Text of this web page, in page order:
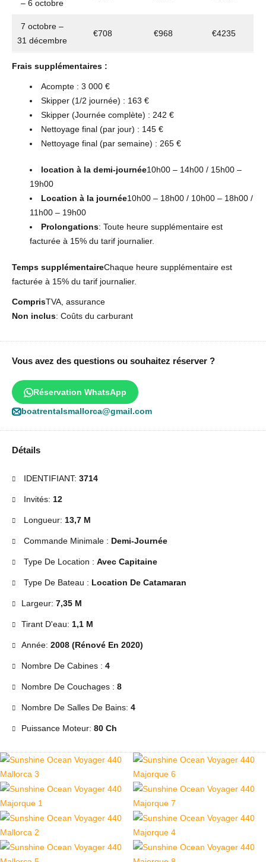
– 6 octobre
7 octobre –
31 décembre
€708 €968 €4235
Frais supplémentaires :
Acompte : 3 000 €
Skipper (1/2 journée) : 163 €
Skipper (Journée complète) : 242 €
Nettoyage final (par jour) : 145 €
Nettoyage final (par semaine) : 265 €
location à la demi-journée10h00 – 14h00 / 15h00 –
19h00
Location à la journée10h00 – 18h00 / 10h00 – 18h00 /
11h00 – 19h00
Prolongations: Toute heure supplémentaire est
facturée à 15% du tarif journalier.
Temps supplémentaireChaque heure supplémentaire est
facturée à 15% du tarif journalier.
ComprisTVA, assurance
Non inclus: Coûts du carburant
Vous avez des questions ou souhaitez réserver ?
Réservation WhatsApp
boatrentalsmallorca@gmail.com
Détails
IDENTIFIANT: 3714
Invités: 12
Longueur: 13,7 M
Commande Minimale : Demi-Journée
Type De Location : Avec Capitaine
Type De Bateau : Location De Catamaran
Largeur: 7,35 M
Tirant D'eau: 1,1 M
Année: 2008 (Rénové En 2020)
Nombre De Cabines : 4
Nombre De Couchages : 8
Nombre De Salles De Bains: 4
Puissance Moteur: 80 Ch